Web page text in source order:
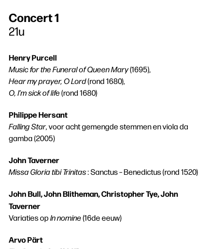
Concert 1
21u
Henry Purcell
Music for the Funeral of Queen Mary(1695),
Hear my prayer, O Lord(rond 1680),
O, I’m sick of life(rond 1680)
Philippe Hersant
Falling Star, voor acht gemengde stemmen en viola da
gamba (2005)
John Taverner
Missa Gloria tibi Trinitas: Sanctus – Benedictus (rond 1520)
John Bull, John Blitheman, Christopher Tye, John
Taverner
Variaties opIn nomine(16de eeuw)
Arvo Pärt